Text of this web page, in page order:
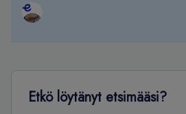
Etkö löytänyt etsimääsi?